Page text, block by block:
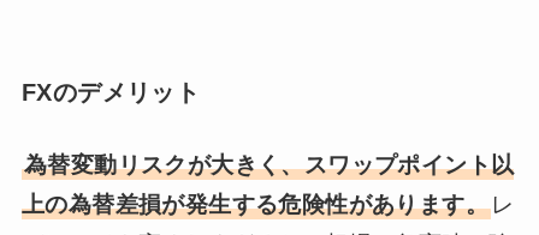
FXのデメリット
為替変動リスクが大きく、スワップポイント以
上の為替差損が発生する危険性があります。レ